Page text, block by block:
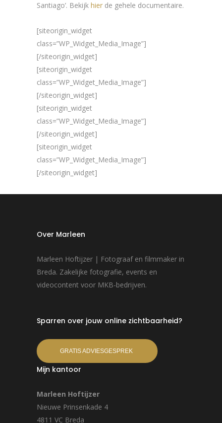
Santiago’. Bekijk hier de gehele documentaire.
[siteorigin_widget
class=”WP_Widget_Media_Image”]
[/siteorigin_widget]
[siteorigin_widget
class=”WP_Widget_Media_Image”]
[/siteorigin_widget]
[siteorigin_widget
class=”WP_Widget_Media_Image”]
[/siteorigin_widget]
[siteorigin_widget
class=”WP_Widget_Media_Image”]
[/siteorigin_widget]
Over Marleen
Marleen Hoftijzer | Fotograaf en filmmaker in
Breda. Zakelijke fotografie, events en
videocontent voor MKB-bedrijven.
Sparren over jouw online zichtbaarheid?
GRATIS ADVIESGESPREK
Mijn kantoor
Marleen Hoftijzer
Nieuwe Prinsenkade 4
4811 VC Breda